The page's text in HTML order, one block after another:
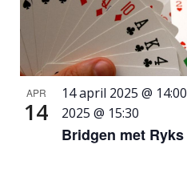
APR
14
Bridgen met Ryks
14 april 2025 @ 14:00
2025 @ 15:30